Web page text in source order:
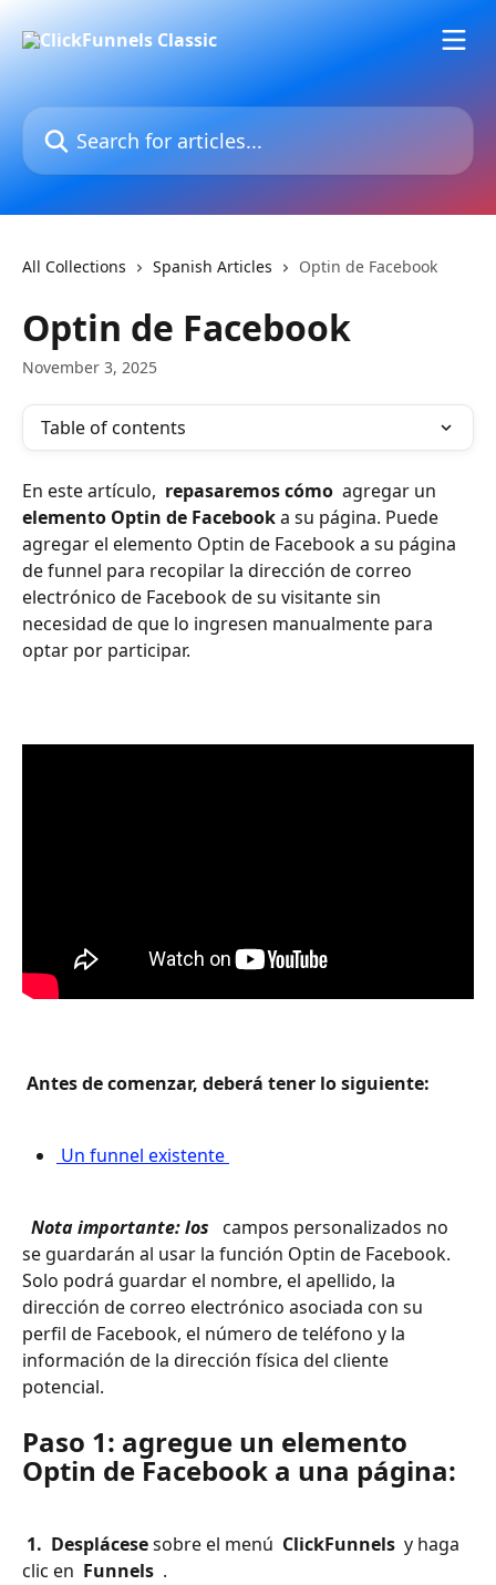
Search for articles...
All Collections Spanish Articles Optin de Facebook
Optin de Facebook
November 3, 2025
Table of contents
En este artículo, repasaremos cómo agregar un
elemento Optin de Facebook a su página. Puede
agregar el elemento Optin de Facebook a su página
de funnel para recopilar la dirección de correo
electrónico de Facebook de su visitante sin
necesidad de que lo ingresen manualmente para
optar por participar.
Antes de comenzar, deberá tener lo siguiente:
Un funnel existente
Nota importante: los campos personalizados no
se guardarán al usar la función Optin de Facebook.
Solo podrá guardar el nombre, el apellido, la
dirección de correo electrónico asociada con su
perfil de Facebook, el número de teléfono y la
información de la dirección física del cliente
potencial.
Paso 1: agregue un elemento
Optin de Facebook a una página:
1. Desplácese sobre el menú ClickFunnels y haga
clic en Funnels .